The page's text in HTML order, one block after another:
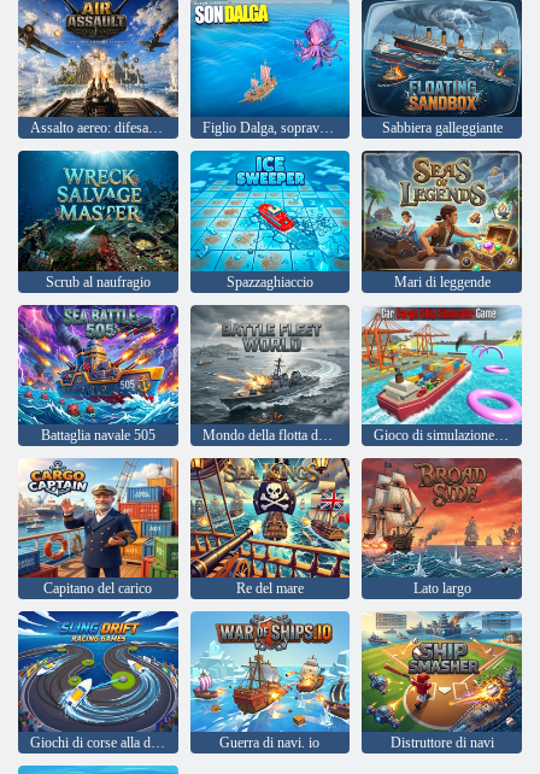
Assalto aereo: difesa della nave Figlio Dalga, sopravvissuto all'oceano Sabbiera galleggiante
Scrub al naufragio Spazzaghiaccio Mari di leggende
Battaglia navale 505 Mondo della flotta da battaglia Gioco di simulazione di navi da carico per auto
Capitano del carico Re del mare Lato largo
Giochi di corse alla deriva con la fionda Guerra di navi. io Distruttore di navi